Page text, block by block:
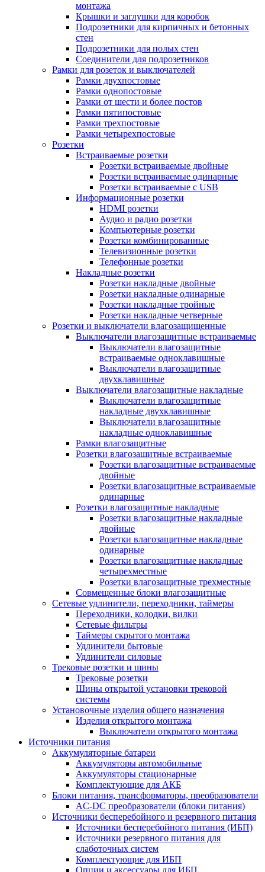
монтажа
Крышки и заглушки для коробок
Подрозетники для кирпичных и бетонных
стен
Подрозетники для полых стен
Соединители для подрозетников
Рамки для розеток и выключателей
Рамки двухпостовые
Рамки однопостовые
Рамки от шести и более постов
Рамки пятипостовые
Рамки трехпостовые
Рамки четырехпостовые
Розетки
Встраиваемые розетки
Розетки встраиваемые двойные
Розетки встраиваемые одинарные
Розетки встраиваемые с USB
Информационные розетки
HDMI розетки
Аудио и радио розетки
Компьютерные розетки
Розетки комбинированные
Телевизионные розетки
Телефонные розетки
Накладные розетки
Розетки накладные двойные
Розетки накладные одинарные
Розетки накладные тройные
Розетки накладные четверные
Розетки и выключатели влагозащищенные
Выключатели влагозащитные встраиваемые
Выключатели влагозащитные
встраиваемые одноклавишные
Выключатели влагозащитные
двухклавишные
Выключатели влагозащитные накладные
Выключатели влагозащитные
накладные двухклавишные
Выключатели влагозащитные
накладные одноклавишные
Рамки влагозащитные
Розетки влагозащитные встраиваемые
Розетки влагозащитные встраиваемые
двойные
Розетки влагозащитные встраиваемые
одинарные
Розетки влагозащитные накладные
Розетки влагозащитные накладные
двойные
Розетки влагозащитные накладные
одинарные
Розетки влагозащитные накладные
четырехместные
Розетки влагозащитные трехместные
Совмещенные блоки влагозащитные
Сетевые удлинители, переходники, таймеры
Переходники, колодки, вилки
Сетевые фильтры
Таймеры скрытого монтажа
Удлинители бытовые
Удлинители силовые
Трековые розетки и шины
Трековые розетки
Шины открытой установки трековой
системы
Установочные изделия общего назначения
Изделия открытого монтажа
Выключатели открытого монтажа
Источники питания
Аккумуляторные батареи
Аккумуляторы автомобильные
Аккумуляторы стационарные
Комплектующие для АКБ
Блоки питания, трансформаторы, преобразователи
AC-DC преобразователи (блоки питания)
Источники бесперебойного и резервного питания
Источники бесперебойного питания (ИБП)
Источники резервного питания для
слаботочных систем
Комплектующие для ИБП
Опции и аксессуары для ИБП